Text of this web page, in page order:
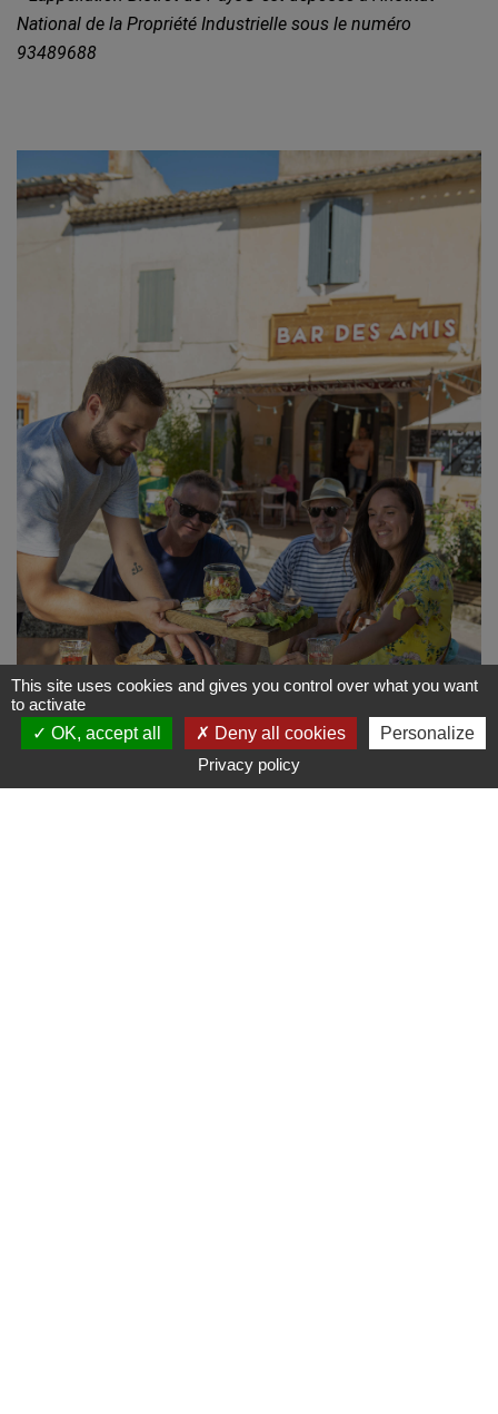
National de la Propriété Industrielle sous le numéro
93489688
This site uses cookies and gives you control over what you want
to activate
OK, accept all
Deny all cookies
Personalize
Privacy policy